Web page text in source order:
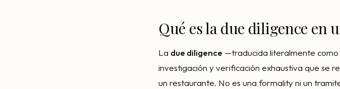
Qué es la due diligence en
La due diligence —traducida literalmente
investigación y verificación exhaustiva que se
un restaurante. No es una formality ni un